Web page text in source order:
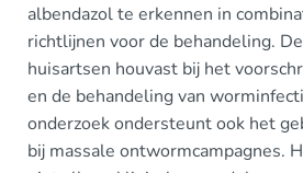
albendazol te erkennen in
richtlijnen voor de behandeling.
huisartsen houvast bij het
en de behandeling van
onderzoek ondersteunt ook het
bij massale ontwormcampagnes.